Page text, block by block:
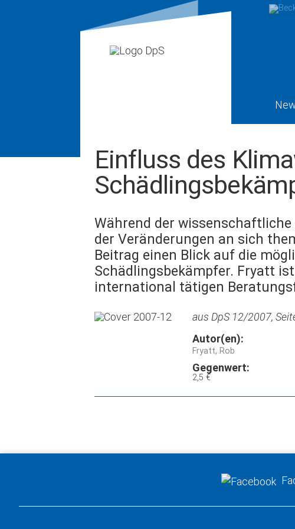
Einfluss des
Während der
der Veränderungen an sich
Beitrag einen Blick auf die
Schädlingsbekämpfer. Fryatt
international tätigen
aus DpS 12/2007,
Autor(en):
Fryatt, Rob
Gegenwert:
2,5 €